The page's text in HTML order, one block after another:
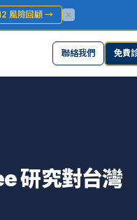
風險回顧→
聯絡我們 免費
研究對台灣